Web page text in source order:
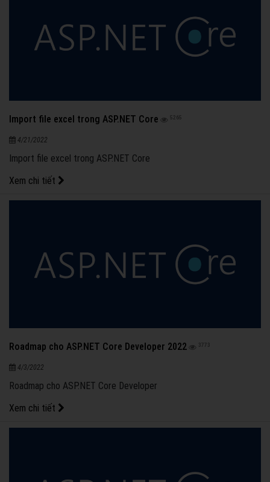
Import file excel trong ASP.NET Core 5265
4/21/2022
Import file excel trong ASP.NET Core
Xem chi tiết
Roadmap cho ASP.NET Core Developer 2022 3773
4/3/2022
Roadmap cho ASP.NET Core Developer
Xem chi tiết